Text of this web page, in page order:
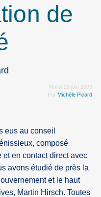
de
Mardi 23 juin 2009
Par Michèle Picard
eus au conseil
composé
et en contact direct avec
avons étudié de près la
et le haut
Martin Hirsch. Toutes